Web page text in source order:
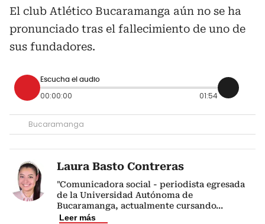
El club Atlético Bucaramanga aún no se ha
pronunciado tras el fallecimiento de uno de
sus fundadores.
Escucha el audio
00:00:00 01:54
Bucaramanga
Laura Basto Contreras
"Comunicadora social - periodista egresada
de la Universidad Autónoma de
Bucaramanga, actualmente cursando...
Leer más